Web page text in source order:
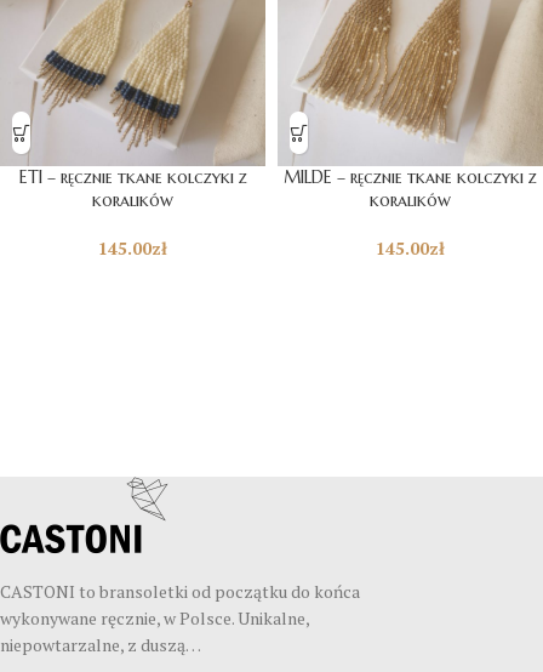
ETI – ręcznie tkane kolczyki z
koralików
145.00zł
MILDE – ręcznie tkane kolczyki z
koralików
145.00zł
CASTONI to bransoletki od początku do końca
wykonywane ręcznie, w Polsce. Unikalne,
niepowtarzalne, z duszą…